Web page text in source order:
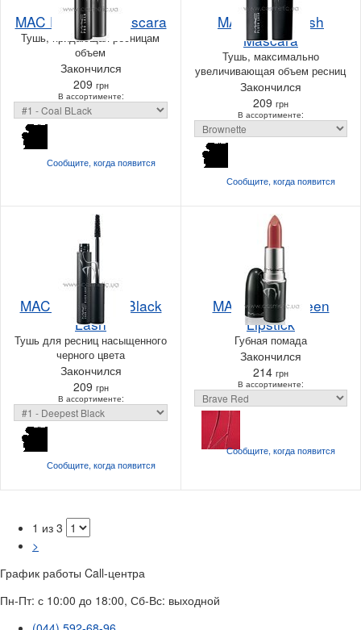
MAC Pro Lash Mascara
Тушь, придающая ресницам
объем
Закончился
209 грн
В ассортименте:
Сообщите, когдапоявится
MAC Plush Lash
Mascara
Тушь, максимально
увеличивающая объем ресниц
Закончился
209 грн
В ассортименте:
Сообщите, когдапоявится
MAC Zoom Fast Black
Lash
Тушь для ресниц насыщенного
черного цвета
Закончился
209 грн
В ассортименте:
Сообщите, когдапоявится
MAC Cremesheen
Lipstick
Губная помада
Закончился
214 грн
В ассортименте:
Сообщите, когдапоявится
1 из 3
>
График работы Call-центра
Пн-Пт: с 10:00 до 18:00, Сб-Вс: выходной